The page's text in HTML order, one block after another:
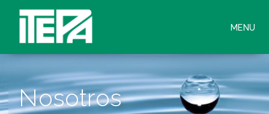
MENU
Nosotros